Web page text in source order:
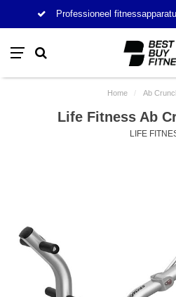
Professioneel
Home / Ab
Life Fitness Ab
LIFE